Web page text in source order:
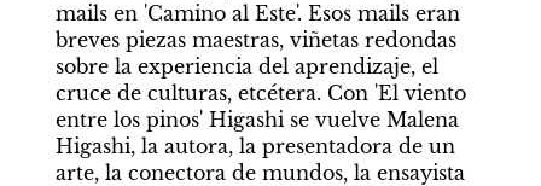
mails en 'Camino al Este'. Esos mails eran
breves piezas maestras, viñetas redondas
sobre la experiencia del aprendizaje, el
cruce de culturas, etcétera. Con 'El viento
entre los pinos' Higashi se vuelve Malena
Higashi, la autora, la presentadora de un
arte, la conectora de mundos, la ensayista